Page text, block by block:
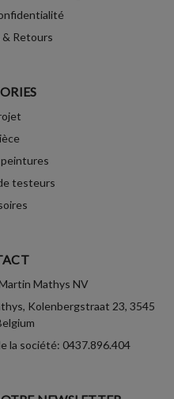
Retours
testeurs
Mathys NV
Kolenbergstraat 23, 3545
la société: 0437.896.404